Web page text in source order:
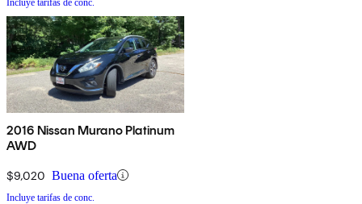
Incluye tarifas de conc.
2016 Nissan Murano Platinum
AWD
$9,020 Buena oferta
Incluye tarifas de conc.